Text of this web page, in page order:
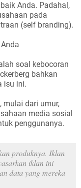
Anda. Padahal,
pada
(self branding).
soal kebocoran
bahkan
isu ini.
mulai dari umur,
media sosial
penggunanya.
produknya. Iklan
iklan ini
data yang mereka